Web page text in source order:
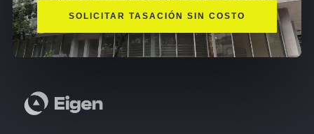
SOLICITAR TASACIÓN SIN COSTO